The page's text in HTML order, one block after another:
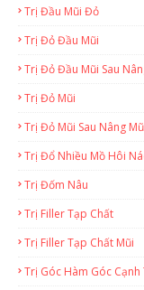
Trị Đầu Mũi Đỏ
Trị Đỏ Đầu Mũi
Trị Đỏ Đầu Mũi Sau
Trị Đỏ Mũi
Trị Đỏ Mũi Sau Nâng
Trị Đổ Nhiều Mồ Hôi
Trị Đốm Nâu
Trị Filler Tạp Chất
Trị Filler Tạp Chất Mũi
Trị Góc Hàm Góc Cạnh